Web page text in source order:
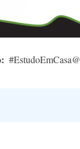
#EstudoEmCasa@